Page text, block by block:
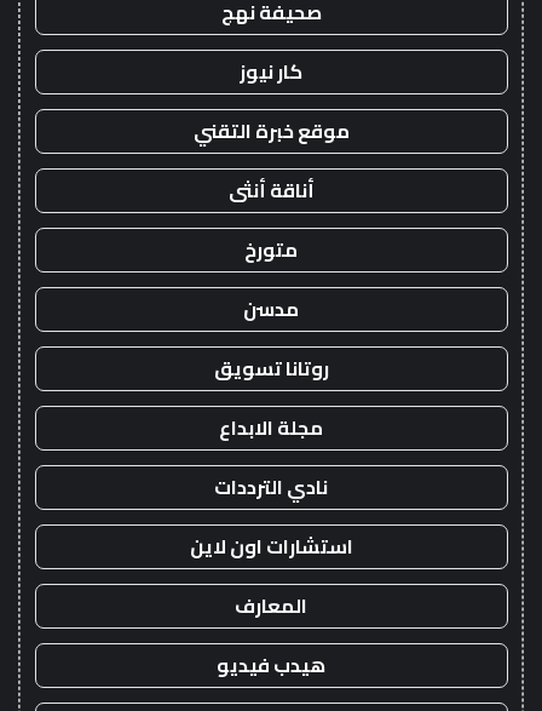
صحيفة نهج
كار نيوز
موقع خبرة التقني
أناقة أنثى
متورخ
مدسن
روتانا تسويق
مجلة الابداع
نادي الترددات
استشارات اون لاين
المعارف
هيدب فيديو